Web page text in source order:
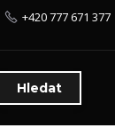
Hledat
+420 777 671 377